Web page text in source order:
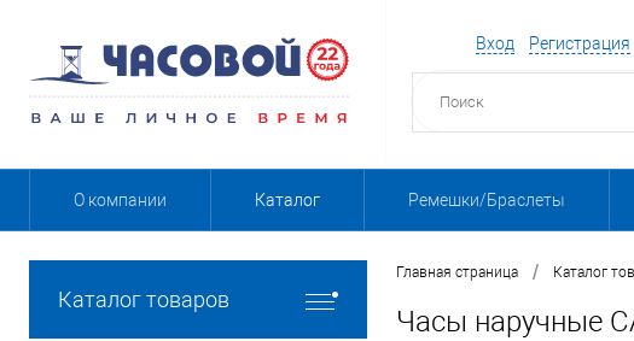
Вход Регистрация
О компании Каталог Ремешки/Браслеты
Каталог товаров
Главная страница / Каталог
Часы наручные